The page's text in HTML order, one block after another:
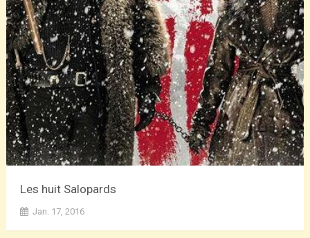
Les huit Salopards
Jan. 17, 2016